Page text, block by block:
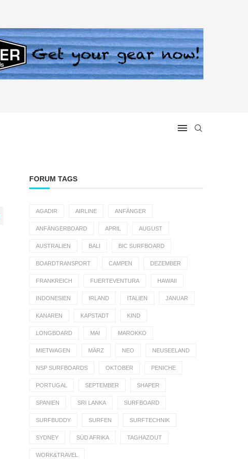
FORUM TAGS
AGADIR AIRLINE ANFÄNGER
ANFÄNGERBOARD APRIL AUGUST
AUSTRALIEN BALI BIC SURFBOARD
BOARDTRANSPORT CAMPEN DEZEMBER
FRANKREICH FUERTEVENTURA HAWAII
INDONESIEN IRLAND ITALIEN JANUAR
KANAREN KAPSTADT KIND
LONGBOARD MAI MAROKKO
MIETWAGEN MÄRZ NEO NEUSEELAND
NSP SURFBOARDS OKTOBER PENICHE
PORTUGAL SEPTEMBER SHAPER
SPANIEN SRI LANKA SURFBOARD
SURFBUDDY SURFEN SURFTECHNIK
SYDNEY SÜD AFRIKA TAGHAZOUT
WORK&TRAVEL